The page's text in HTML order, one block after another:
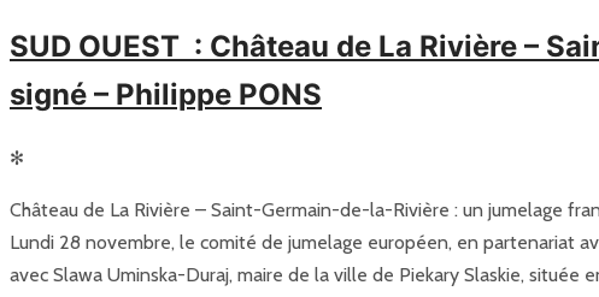
SUD OUEST : Château de La Rivière –
signé – Philippe PONS
✻
Château de La Rivière – Saint-Germain-de-la-Rivière : un jumelage
Lundi 28 novembre, le comité de jumelage européen, en partenariat
avec Slawa Uminska-Duraj, maire de la ville de Piekary Slaskie,